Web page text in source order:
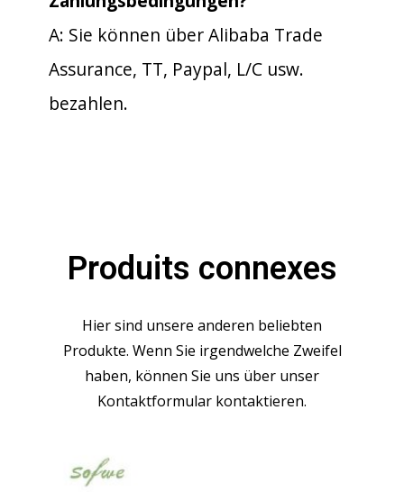
A: Sie können über Alibaba Trade
Assurance, TT, Paypal, L/C usw.
bezahlen.
Produits connexes
Hier sind unsere anderen beliebten
Produkte. Wenn Sie irgendwelche Zweifel
haben, können Sie uns über unser
Kontaktformular kontaktieren.